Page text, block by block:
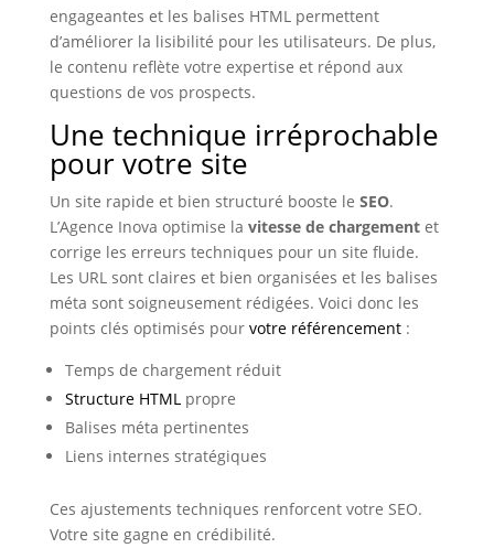
engageantes et les balises HTML permettent
d’améliorer la lisibilité pour les utilisateurs. De plus,
le contenu reflète votre expertise et répond aux
questions de vos prospects.
Une technique irréprochable
pour votre site
Un site rapide et bien structuré booste le SEO.
L’Agence Inova optimise la vitesse de chargement et
corrige les erreurs techniques pour un site fluide.
Les URL sont claires et bien organisées et les balises
méta sont soigneusement rédigées. Voici donc les
points clés optimisés pour votre référencement:
Temps de chargement réduit
Structure HTMLpropre
Balises méta pertinentes
Liens internes stratégiques
Ces ajustements techniques renforcent votre SEO.
Votre site gagne en crédibilité.